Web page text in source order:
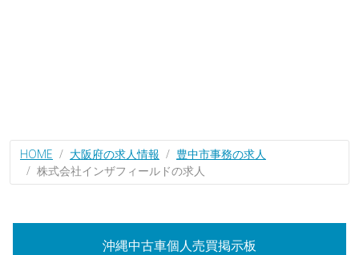
HOME 大阪府の求人情報
豊中市事務の求人
株式会社インザフィールドの求人
沖縄中古車個人売買掲示板